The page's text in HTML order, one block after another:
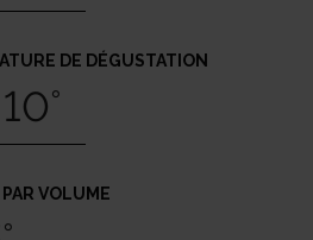
DE DÉGUSTATION
VOLUME